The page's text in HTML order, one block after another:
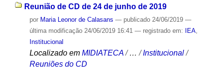
Reunião de CD de 24 de junho de 2019
por Maria Leonor de Calasans — publicado24/06/2019 —
última modificação24/06/2019 16:41 — registrado em: IEA,
Institucional
Localizado em MIDIATECA /…/Institucional /
Reuniões do CD